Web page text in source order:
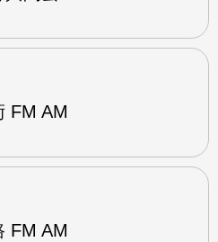
FM AM
FM AM